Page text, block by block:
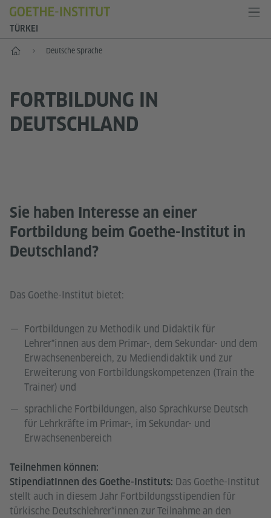
TÜRKEI
Start Deutsche Sprache
FORTBILDUNG IN
DEUTSCHLAND
Sie haben Interesse an einer
Fortbildung beim Goethe-Institut in
Deutschland?
Das Goethe-Institut bietet:
Fortbildungen zu Methodik und Didaktik für
Lehrer*innen aus dem Primar-, dem Sekundar- und dem
Erwachsenenbereich, zu Mediendidaktik und zur
Erweiterung von Fortbildungskompetenzen (Train the
Trainer) und
sprachliche Fortbildungen, also Sprachkurse Deutsch
für Lehrkräfte im Primar-, im Sekundar- und
Erwachsenenbereich
Teilnehmen können:
StipendiatInnen des Goethe-Instituts: Das Goethe-Institut
stellt auch in diesem Jahr Fortbildungsstipendien für
türkische Deutschlehrer*innen zur Teilnahme an den